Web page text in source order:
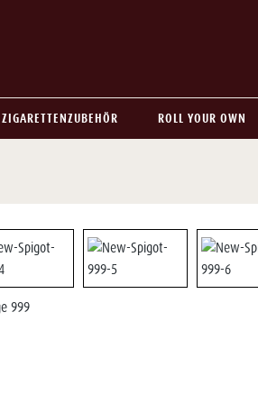
ZIGARETTENZUBEHÖR ROLL YOUR OWN